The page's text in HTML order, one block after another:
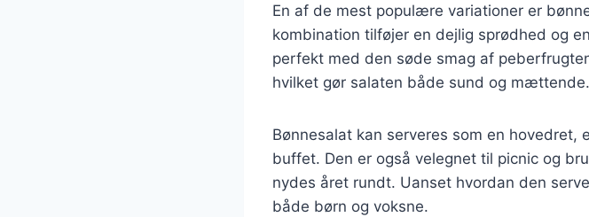
En af de mest populære variationer er
kombination tilføjer en dejlig sprødhed og
perfekt med den søde smag af
hvilket gør salaten både sund og mættende.
Bønnesalat kan serveres som en
buffet. Den er også velegnet til picnic og
nydes året rundt. Uanset hvordan den
både børn og voksne.